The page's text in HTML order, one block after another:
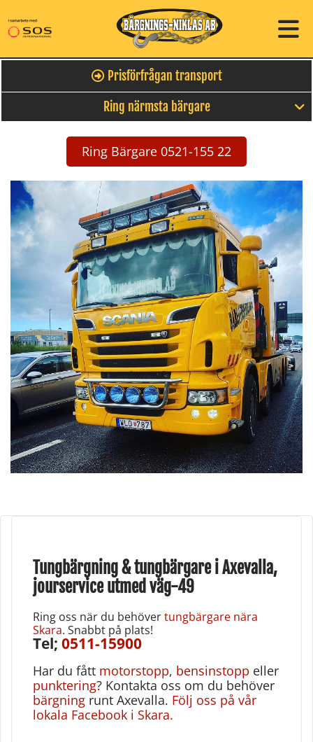
Prisförfrågan transport
Ring närmsta bärgare
Ring Bärgare 0521-155 22
Tungbärgning & tungbärgare i Axevalla,
jourservice utmed väg-49
Ring oss när du behövertungbärgare nära
Skara. Snabbt på plats!
Tel; 0511-15900
Har du fått motorstopp, bensinstopp eller
punktering? Kontakta oss om du behöver
bärgning runt Axevalla. Följ oss på vår
lokala Facebook i Skara.